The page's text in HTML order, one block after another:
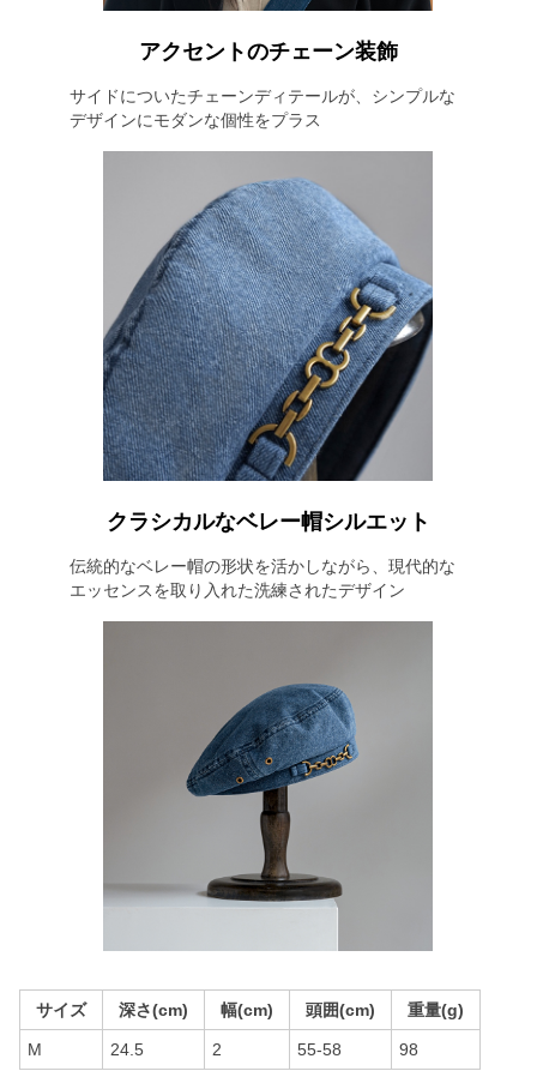
アクセントのチェーン装飾
サイドについたチェーンディテールが、シンプルな
デザインにモダンな個性をプラス
クラシカルなベレー帽シルエット
伝統的なベレー帽の形状を活かしながら、現代的な
エッセンスを取り入れた洗練されたデザイン
サイズ 深さ(cm) 幅(cm) 頭囲(cm) 重量(g)
M 24.5 2 55-58 98